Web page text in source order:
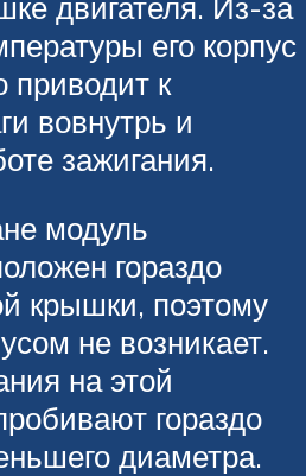
его корпус
приводит к
вовнутрь и
зажигания.
модуль
гораздо
крышки, поэтому
не возникает.
на этой
гораздо
диаметра.